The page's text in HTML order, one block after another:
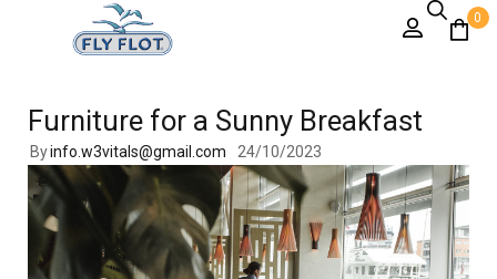
0
Furniture for a Sunny Breakfast
Byinfo.w3vitals@gmail.com 24/10/2023